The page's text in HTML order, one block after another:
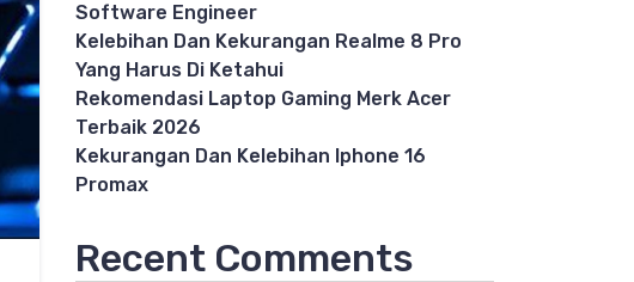
Software Engineer
Kelebihan Dan Kekurangan Realme 8 Pro
Yang Harus Di Ketahui
Rekomendasi Laptop Gaming Merk Acer
Terbaik 2026
Kekurangan Dan Kelebihan Iphone 16
Promax
Recent Comments